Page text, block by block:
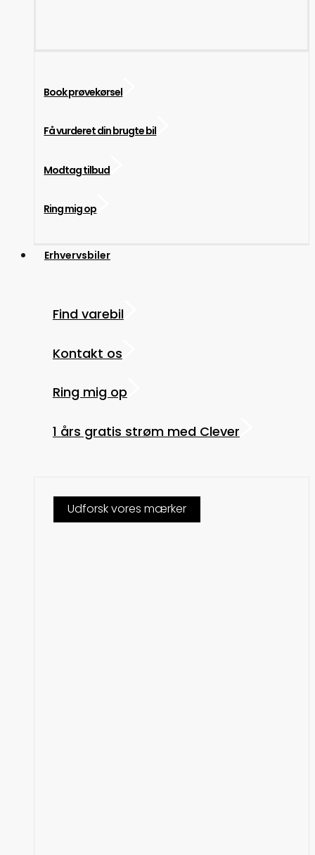
Book prøvekørsel
Få vurderet din brugte bil
Modtag tilbud
Ring mig op
Erhvervsbiler
Find varebil
Kontakt os
Ring mig op
1 års gratis strøm med Clever
Udforsk vores mærker